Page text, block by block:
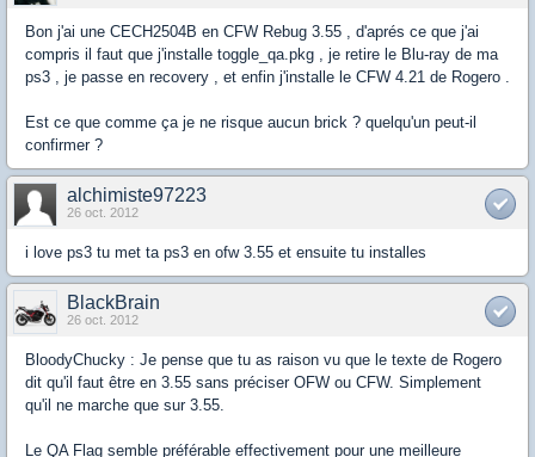
Bon j'ai une CECH2504B en CFW Rebug 3.55 , d'aprés ce que j'ai
compris il faut que j'installe toggle_qa.pkg , je retire le Blu-ray de ma
ps3 , je passe en recovery , et enfin j'installe le CFW 4.21 de Rogero .
Est ce que comme ça je ne risque aucun brick ? quelqu'un peut-il
confirmer ?
alchimiste97223
26 oct. 2012
i love ps3 tu met ta ps3 en ofw 3.55 et ensuite tu installes
BlackBrain
26 oct. 2012
BloodyChucky : Je pense que tu as raison vu que le texte de Rogero
dit qu'il faut être en 3.55 sans préciser OFW ou CFW. Simplement
qu'il ne marche que sur 3.55.
Le QA Flag semble préférable effectivement pour une meilleure